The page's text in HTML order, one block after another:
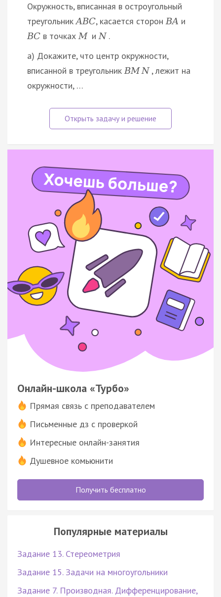
Окружность, вписанная в остроугольный
треугольникABC, касается сторонBA и
BC в точкахM иN .
а) Докажите, что центр окружности,
вписанной в треугольникBM N , лежит на
окружности, …
Онлайн-школа «Турбо»
Прямая связь с преподавателем
Письменные дз с проверкой
Интересные онлайн-занятия
Душевное комьюнити
Получить бесплатно
Популярные материалы
Задание 13. Стереометрия
Задание 15. Задачи на многоугольники
Задание 7. Производная. Дифференцирование,